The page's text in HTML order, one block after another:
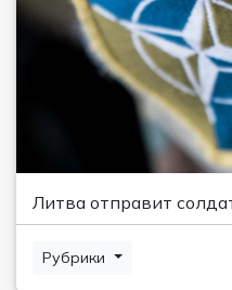
Литва отправит
Рубрики